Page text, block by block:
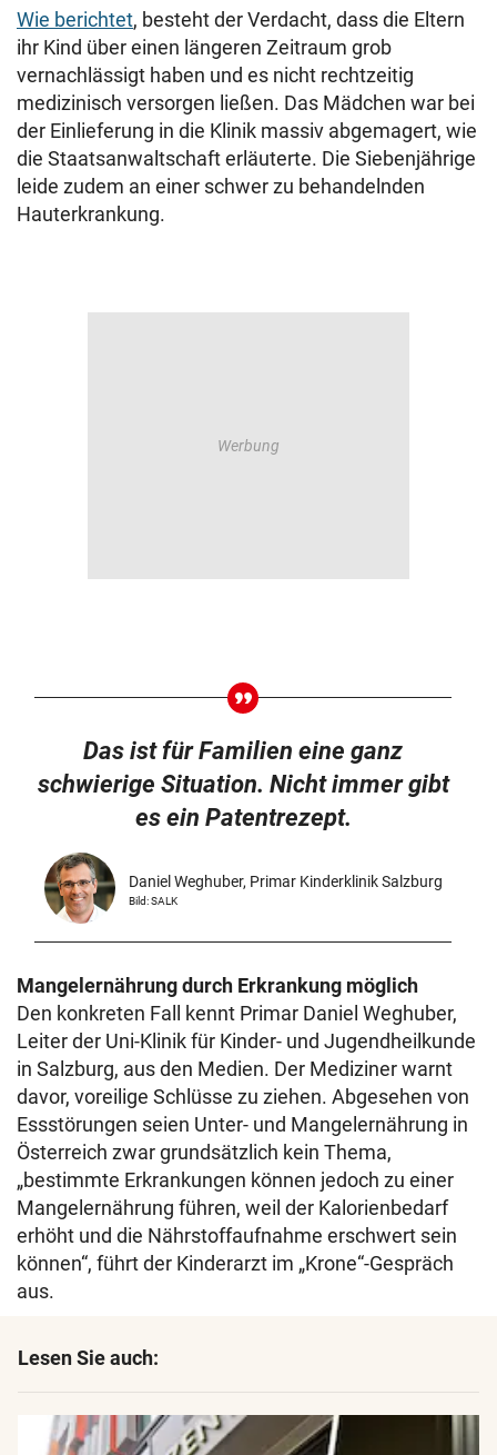
Wie berichtet, besteht der Verdacht, dass die Eltern
ihr Kind über einen längeren Zeitraum grob
vernachlässigt haben und es nicht rechtzeitig
medizinisch versorgen ließen. Das Mädchen war bei
der Einlieferung in die Klinik massiv abgemagert, wie
die Staatsanwaltschaft erläuterte. Die Siebenjährige
leide zudem an einer schwer zu behandelnden
Hauterkrankung.
Das ist für Familien eine ganz
schwierige Situation. Nicht immer gibt
es ein Patentrezept.
Daniel Weghuber, Primar Kinderklinik Salzburg
Bild: SALK
Mangelernährung durch Erkrankung möglich
Den konkreten Fall kennt Primar Daniel Weghuber,
Leiter der Uni-Klinik für Kinder- und Jugendheilkunde
in Salzburg, aus den Medien. Der Mediziner warnt
davor, voreilige Schlüsse zu ziehen. Abgesehen von
Essstörungen seien Unter- und Mangelernährung in
Österreich zwar grundsätzlich kein Thema,
„bestimmte Erkrankungen können jedoch zu einer
Mangelernährung führen, weil der Kalorienbedarf
erhöht und die Nährstoffaufnahme erschwert sein
können“, führt der Kinderarzt im „Krone“-Gespräch
aus.
Lesen Sie auch: